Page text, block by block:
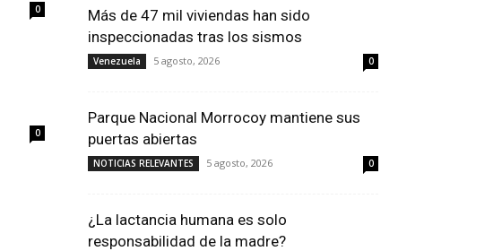
0
0
Más de 47 mil viviendas han sido
inspeccionadas tras los sismos
Venezuela 5 agosto, 2026 0
Parque Nacional Morrocoy mantiene sus
puertas abiertas
NOTICIAS RELEVANTES 5 agosto, 2026 0
¿La lactancia humana es solo
responsabilidad de la madre?